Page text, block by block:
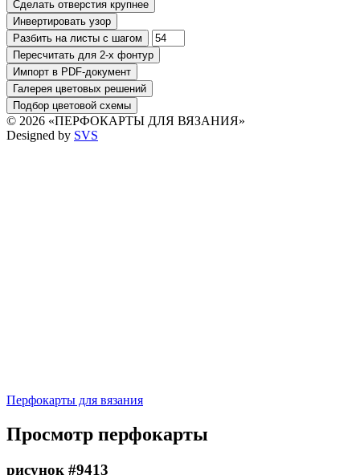
© 2026 «ПЕРФОКАРТЫ ДЛЯ ВЯЗАНИЯ»
Designed by SVS
Перфокарты для вязания
Просмотр перфокарты
рисунок #9413